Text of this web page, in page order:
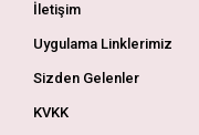
İletişim
Uygulama Linklerimiz
Sizden Gelenler
KVKK